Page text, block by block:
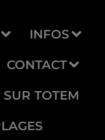
INFOS
CONTACT
TOTEM